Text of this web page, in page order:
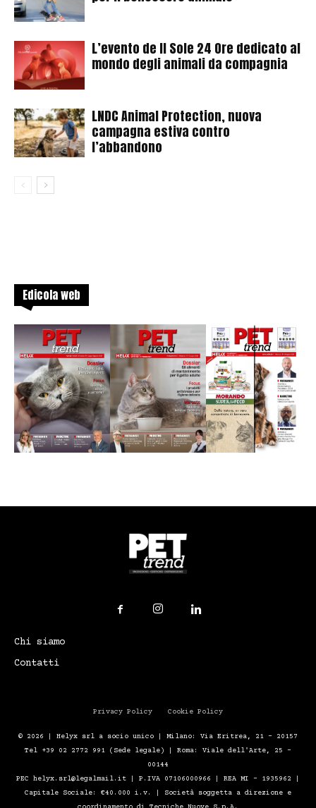
L’evento de Il Sole 24 Ore dedicato al
mondo degli animali da compagnia
LNDC Animal Protection, nuova
campagna estiva contro
l’abbandono
Edicola web
Chi siamo
Contatti
Privacy Policy Cookie Policy
© 2026 | Helyx srl a socio unico | Milano: Via Eritrea, 21 – 20157
Tel +39 02 2772 991 (Sede legale) | Roma: Viale dell'Arte, 25 -
00144
PEC helyx.srl@legalmail.it | P.IVA 07106000966 | REA MI - 1935962 |
Capitale Sociale: €40.000 i.v. | Società soggetta a direzione e